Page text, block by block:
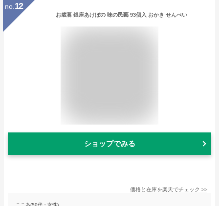
no. 12
お歳暮 銀座あけぼの 味の民藝 93個入 おかき せんべい
ショップでみる
価格と在庫を楽天でチェック >>
ここあ(50代・女性)